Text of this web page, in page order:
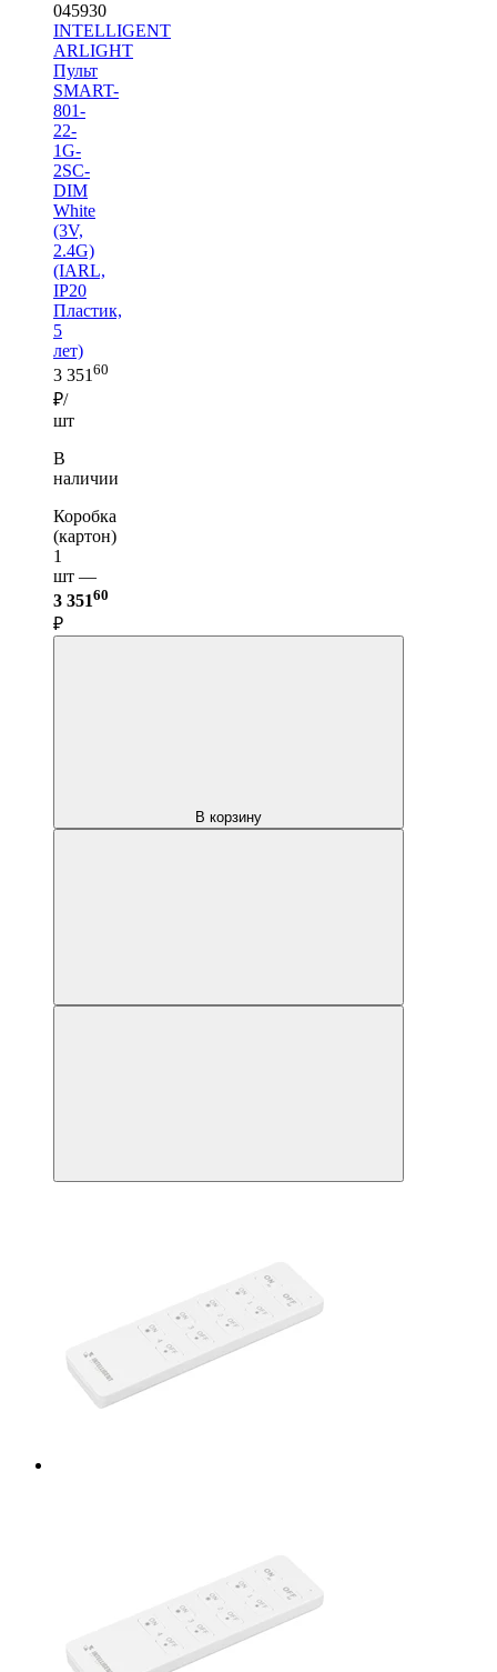
045930
INTELLIGENT
ARLIGHT
Пульт
SMART-
801-
22-
1G-
2SC-
DIM
White
(3V,
2.4G)
(IARL,
IP20
Пластик,
5
лет)
3 35160
₽/
шт
В
наличии
Коробка
(картон)
1
шт —
3 35160
₽
В корзину